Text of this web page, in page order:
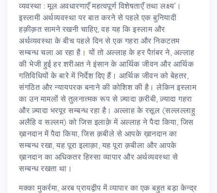
व्यवस्था : मूल अवधारणाएँ महत्वपूर्ण विशेषताएँ तथा लक्ष्य’।
इस्लामी अर्थव्यवस्था पर बात करने से पहले एक बुनियादी
हक़ीक़त सामने रखनी चाहिए, वह यह कि इस्लाम और
अर्थव्यवस्था के बीच पहले दिन से एक गहरा और निकटतम
सम्बन्ध चला आ रहा है। यों तो अल्लाह के हर पैग़ंबर ने, अल्लाह
की भेजी हुई हर शरीअत ने इंसान के आर्थिक जीवन और आर्थिक
गतिविधियों के बारे में निर्देश दिए हैं। आर्थिक जीवन को बेहतर,
संगठित और न्यायपरक बनाने की कोशिश की है। लेकिन इस्लाम
का उन मामलों से तुलनात्मक रूप से ज़्यादा क़रीबी, ज़्यादा गहरा
और ज़्यादा भरपूर सम्बन्ध रहा है। अल्लाह के रसूल (सल्लल्लाहु
अलैहि व सल्लम) को जिस इलाक़े में अल्लाह ने पैदा किया, जिस
ख़ानदान में पैदा किया, जिस क़बीले से आपके ख़ानदान का
सम्बन्ध रखा, यह पूरा इलाक़ा, यह पूरा क़बीला और आपके
ख़ानदान का अधिकतर हिस्सा व्यापार और अर्थव्यवस्था से
सम्बन्ध रखता था।
मक्का मुकर्रमा, अरब प्रायद्वीप में व्यापार का एक बहुत बड़ा केन्द्र